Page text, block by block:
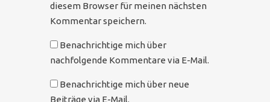
diesem Browser für meinen nächsten
Kommentar speichern.
Benachrichtige mich über
nachfolgende Kommentare via E-Mail.
Benachrichtige mich über neue
Beiträge via E-Mail.